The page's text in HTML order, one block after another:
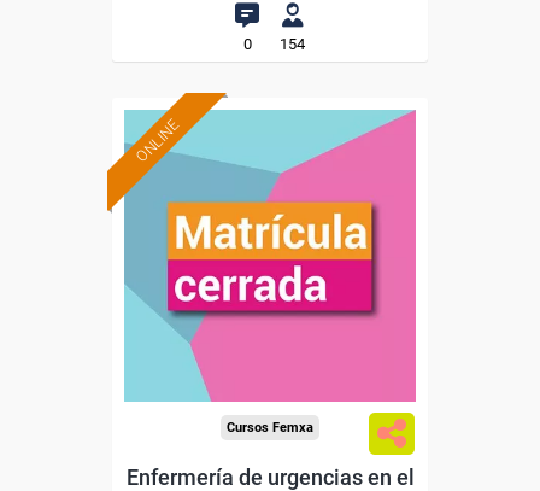
0 154
ONLINE
Cursos Femxa
Enfermería de urgencias en el